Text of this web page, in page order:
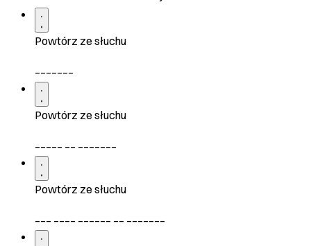
Powtórz ze słuchu
Powtórz ze słuchu
Powtórz ze słuchu